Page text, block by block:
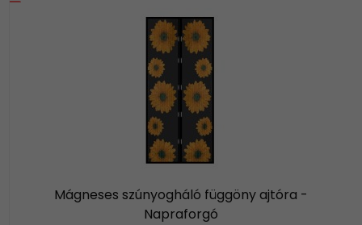
Mágneses szúnyogháló függöny ajtóra -
Napraforgó